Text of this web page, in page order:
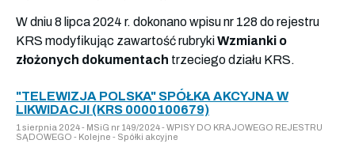
W dniu 8 lipca 2024 r. dokonano wpisu nr 128 do rejestru
KRS modyfikując zawartość rubrykiWzmianki o
złożonych dokumentach trzeciego działu KRS.
"TELEWIZJA POLSKA" SPÓŁKA AKCYJNA W
LIKWIDACJI (KRS 0000100679)
1 sierpnia 2024 - MSiG nr 149/2024 - WPISY DO KRAJOWEGO REJESTRU
SĄDOWEGO - Kolejne - Spółki akcyjne